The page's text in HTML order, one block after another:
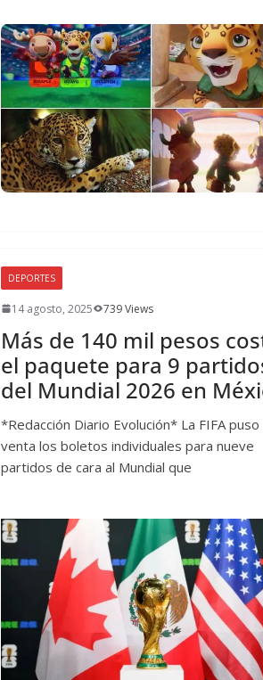
DEPORTES
14 agosto, 2025 739 Views
Más de 140 mil pesos
el paquete para 9
del Mundial 2026 en
*Redacción Diario Evolución* La FIFA puso
venta los boletos individuales para nueve
partidos de cara al Mundial que